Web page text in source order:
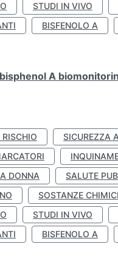
STUDI IN VIVO
BISFENOLO A
A
SICUREZZA
DONNA SALUTE
SOSTANZE
STUDI IN VIVO
BISFENOLO A